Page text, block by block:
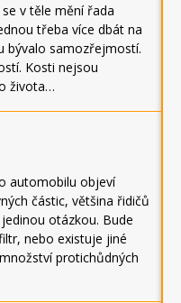
v těle mění řada
třeba více dbát na
bývalo samozřejmostí.
Kosti nejsou
života…
automobilu objeví
částic, většina řidičů
otázkou. Bude
nebo existuje jiné
protichůdných